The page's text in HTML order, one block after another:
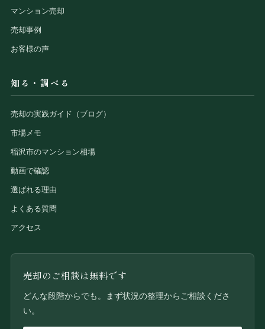
マンション売却
売却事例
お客様の声
知る・調べる
売却の実践ガイド（ブログ）
市場メモ
稲沢市のマンション相場
動画で確認
選ばれる理由
よくある質問
アクセス
売却のご相談は無料です
どんな段階からでも。まず状況の整理からご相談くださ
い。